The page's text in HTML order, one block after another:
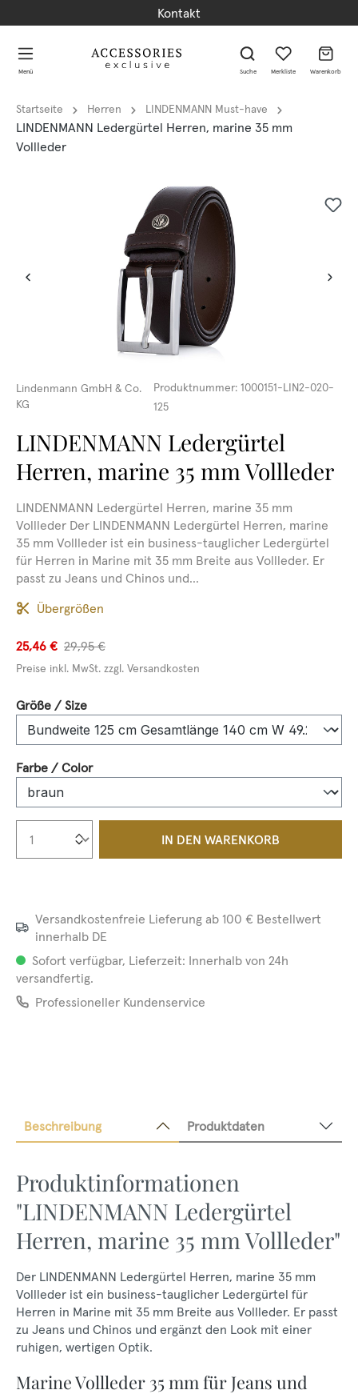
Kontakt
Menü Suche Merkliste Warenkorb
Startseite Herren LINDENMANN Must-have
LINDENMANN Ledergürtel Herren, marine 35 mm
Vollleder
Lindenmann GmbH & Co.
KG
Produktnummer: 1000151-LIN2-020-
125
LINDENMANN Ledergürtel
Herren, marine 35 mm Vollleder
LINDENMANN Ledergürtel Herren, marine 35 mm
Vollleder Der LINDENMANN Ledergürtel Herren, marine
35 mm Vollleder ist ein business-tauglicher Ledergürtel
für Herren in Marine mit 35 mm Breite aus Vollleder. Er
passt zu Jeans und Chinos und...
Übergrößen
25,46 € 29,95 €
Preise inkl. MwSt. zzgl. Versandkosten
Größe / Sizeauswählen
Farbe / Colorauswählen
Produkt Anzahl: Gib den
IN DEN WARENKORB
Versandkostenfreie Lieferung ab 100 € Bestellwert
innerhalb DE
Sofort verfügbar, Lieferzeit: Innerhalb von 24h
versandfertig.
Professioneller Kundenservice
Beschreibung Produktdaten
Produktinformationen
"LINDENMANN Ledergürtel
Herren, marine 35 mm Vollleder"
Der LINDENMANN Ledergürtel Herren, marine 35 mm
Vollleder ist ein business-tauglicher Ledergürtel für
Herren in Marine mit 35 mm Breite aus Vollleder. Er passt
zu Jeans und Chinos und ergänzt den Look mit einer
ruhigen, wertigen Optik.
Marine Vollleder 35 mm für Jeans und